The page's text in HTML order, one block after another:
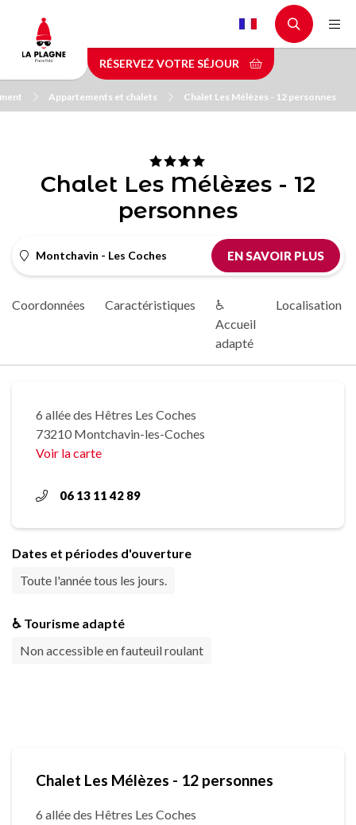
contenu
principal
RÉSERVEZ VOTRE SÉJOUR
Appartements et chalets Chalet Les Mélèzes - 12 personnes
Chalet Les Mélèzes - 12
personnes
Montchavin - Les Coches EN SAVOIR PLUS
Coordonnées Caractéristiques
♿
Accueil
adapté
Localisation
6 allée des Hêtres Les Coches
73210 Montchavin-les-Coches
Voir la carte
06 13 11 42 89
Dates et périodes d'ouverture
Toute l'année tous les jours.
♿ Tourisme adapté
Non accessible en fauteuil roulant
Chalet Les Mélèzes - 12 personnes
6 allée des Hêtres Les Coches